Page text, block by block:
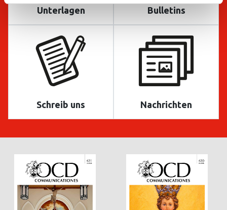
Unterlagen Bulletins
Schreib uns Nachrichten